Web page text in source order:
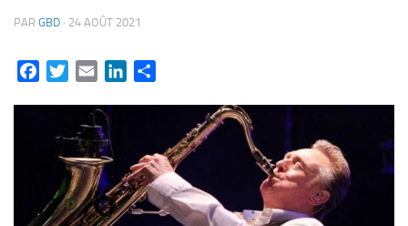
PAR GBD · 24 AOÛT 2021
FacebookTwitterEmail LinkedIn